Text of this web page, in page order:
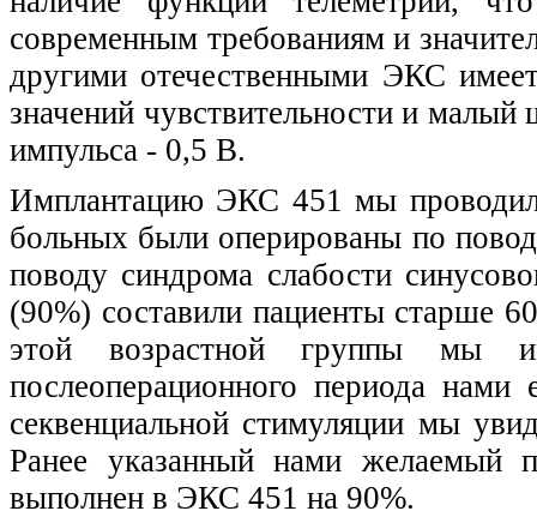
современным требованиям и
другими отечественными ЭКС
значений чувствительности и
импульса - 0,5 В.
Имплантацию ЭКС 451 мы
больных были оперированы по
поводу синдрома слабости
(90%) составили пациенты старше
этой возрастной группы мы
послеоперационного периода
секвенциальной стимуляции мы
Ранее указанный нами желаемый
выполнен в ЭКС 451 на 90%.